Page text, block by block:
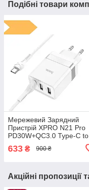
Подібні товари
Мережевий Зарядний
Пристрій XPRO N21 Pro
PD30W+QC3.0 Type-C to
IP білий (33291-01_418)
633 ₴ 900 ₴
Акційні пропозиції